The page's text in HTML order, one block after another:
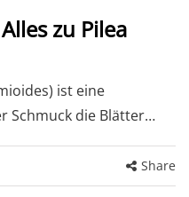
zu Pilea
ist eine
Schmuck die Blätter…
Share